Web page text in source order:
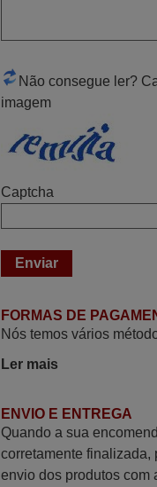
O comando veio bem
protegido. Fez logo a
com a televisão, sem
Funciona na perfeição.
com o comando e seu
eficiência no processo.
vossa informação
comando sem usar por
passando pelos
loja nenhuma me tinha
Não consegue ler?
imagem
Captcha
FORMAS DE
Nós temos vários
Ler mais
ENVIO E ENTREGA
Quando a sua
corretamente finalizada,
envio dos produtos com